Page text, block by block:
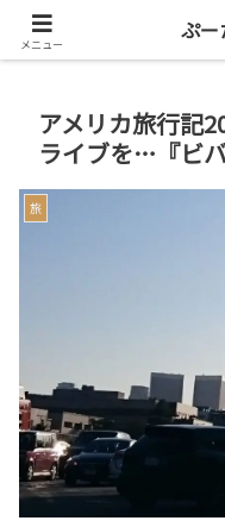
共働
アメリカ旅行記
ライブを…『ビ
旅
メニュー
ぷー